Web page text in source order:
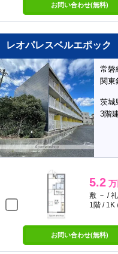
お問い合わせ(無料)
レオパレスベルエポック
常磐
関東
茨城
3階
5.2 万
敷 － /
1階 / 1K
お問い合わせ(無料)